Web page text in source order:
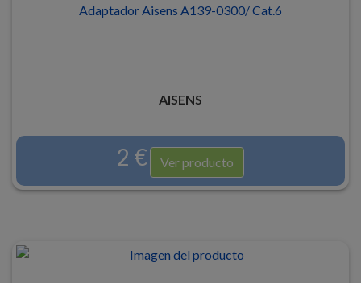
Adaptador Aisens A139-0300/ Cat.6
AISENS
2 € Ver producto